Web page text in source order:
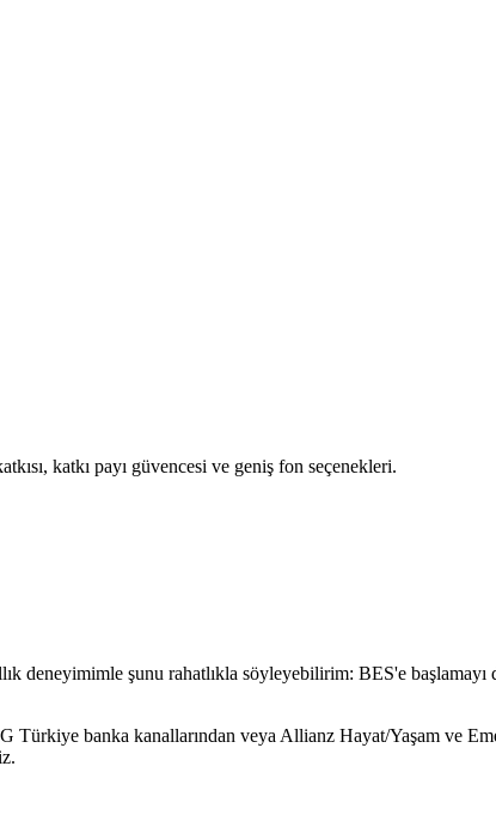
katkı payı güvencesi ve geniş fon seçenekleri.
deneyimimle şunu rahatlıkla söyleyebilirim: BES'e
Türkiye banka kanallarından veya Allianz Hayat/Yaşam ve